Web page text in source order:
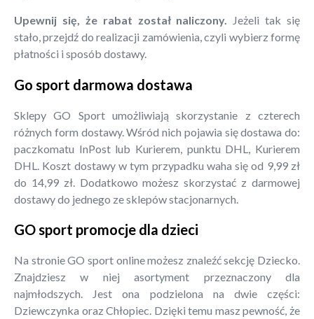
Upewnij się, że rabat został naliczony. Jeżeli tak się
stało, przejdź do realizacji zamówienia, czyli wybierz formę
płatności i sposób dostawy.
Go sport darmowa dostawa
Sklepy GO Sport umożliwiają skorzystanie z czterech
różnych form dostawy. Wśród nich pojawia się dostawa do:
paczkomatu InPost lub Kurierem, punktu DHL, Kurierem
DHL. Koszt dostawy w tym przypadku waha się od 9,99 zł
do 14,99 zł. Dodatkowo możesz skorzystać z darmowej
dostawy do jednego ze sklepów stacjonarnych.
GO sport promocje dla dzieci
Na stronie GO sport online możesz znaleźć sekcję Dziecko.
Znajdziesz w niej asortyment przeznaczony dla
najmłodszych. Jest ona podzielona na dwie części:
Dziewczynka oraz Chłopiec. Dzięki temu masz pewność, że